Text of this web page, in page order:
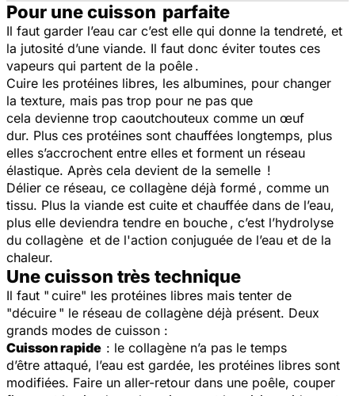
Pour une cuisson parfaite
Il faut garder l’eau car c’est elle qui donne la tendreté, et
la jutosité d’une viande. Il faut donc éviter toutes ces
vapeurs qui partent de la poêle .
Cuire les protéines libres, les albumines, pour changer
la texture, mais pas trop pour ne pas que
cela devienne trop caoutchouteux comme un œuf
dur. Plus ces protéines sont chauffées longtemps, plus
elles s’accrochent entre elles et forment un réseau
élastique. Après cela devient de la semelle !
Délier ce réseau, ce collagène déjà formé , comme un
tissu. Plus la viande est cuite et chauffée dans de l’eau,
plus elle deviendra tendre en bouche , c’est l’hydrolyse
du collagène et de l'action conjuguée de l’eau et de la
chaleur.
Une cuisson très technique
Il faut " cuire" les protéines libres mais tenter de
"décuire " le réseau de collagène déjà présent. Deux
grands modes de cuisson :
Cuisson rapide : le collagène n’a pas le temps
d’être attaqué, l’eau est gardée, les protéines libres sont
modifiées. Faire un aller-retour dans une poêle, couper